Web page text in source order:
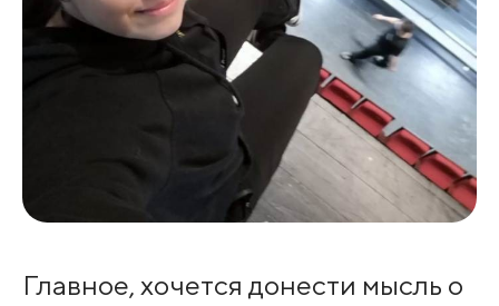
Главное, хочется донести мысль о